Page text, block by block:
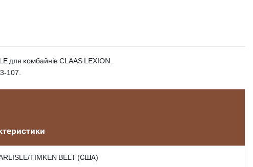
для комбайнів CLAAS LEXION.
107.
TIMKEN BELT (США)